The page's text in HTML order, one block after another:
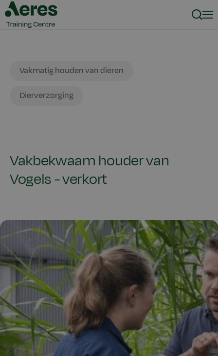
DierVakmatig houden van dieren
Dierverzorging
Vakbekwaam houder van
Vogels - verkort